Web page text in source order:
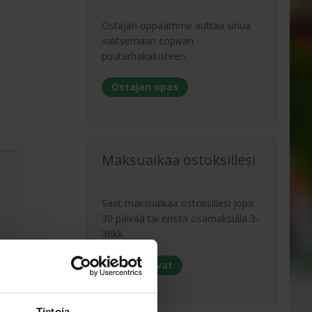
Ostajan oppaamme auttaa sinua
valitsemaan sopivan
puutarhakalusteen.
Ostajan opas
Maksuaikaa ostoksillesi
Saat maksuaikaa ostoksillesi jopa
30 päivää tai erissä osamaksulla 3-
36kk.
Maksutavat